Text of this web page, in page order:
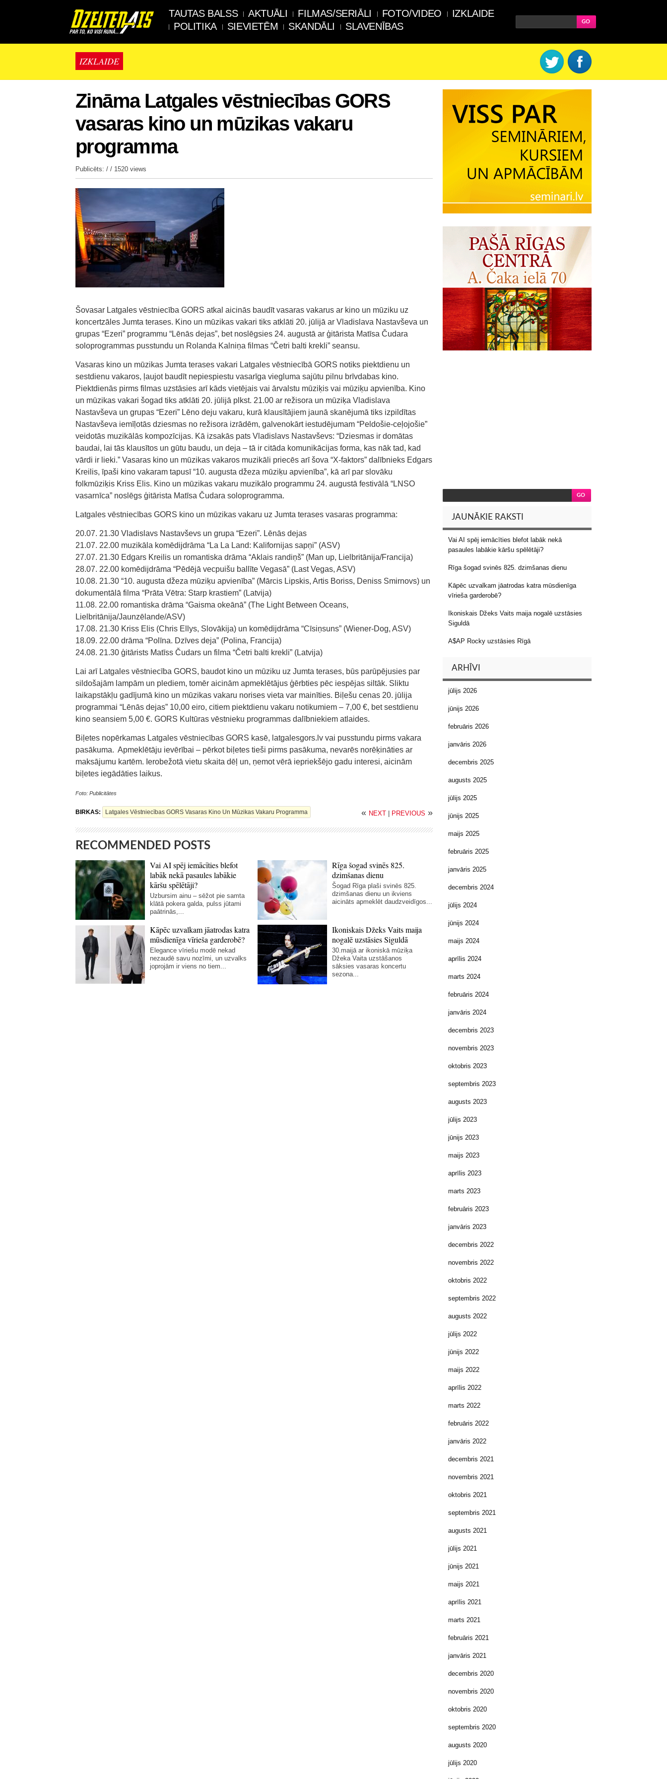
TAUTAS BALSS AKTUĀLI FILMAS/SERIĀLI FOTO/VIDEO
IZKLAIDE
POLITIKA
SIEVIETĒM SKANDĀLI SLAVENĪBAS
IZKLAIDE
Zināma Latgales vēstniecības GORS
vasaras kino un mūzikas vakaru
programma
Publicēts: / / 1520 views
Šovasar Latgales vēstniecība GORS atkal aicinās baudīt vasaras vakarus ar kino un mūziku uz
koncertzāles Jumta terases. Kino un mūzikas vakari tiks atklāti 20. jūlijā ar Vladislava Nastavševa un
grupas “Ezeri” programmu “Lēnās dejas”, bet noslēgsies 24. augustā ar ģitārista Matīsa Čudara
soloprogrammas pusstundu un Rolanda Kalniņa filmas “Četri balti krekli” seansu.
Vasaras kino un mūzikas Jumta terases vakari Latgales vēstniecībā GORS notiks piektdienu un
sestdienu vakaros, ļaujot baudīt nepiespiestu vasarīga viegluma sajūtu pilnu brīvdabas kino.
Piektdienās pirms filmas uzstāsies arī kāds vietējais vai ārvalstu mūziķis vai mūziķu apvienība. Kino
un mūzikas vakari šogad tiks atklāti 20. jūlijā plkst. 21.00 ar režisora un mūziķa Vladislava
Nastavševa un grupas “Ezeri” Lēno deju vakaru, kurā klausītājiem jaunā skanējumā tiks izpildītas
Nastavševa iemīļotās dziesmas no režisora izrādēm, galvenokārt iestudējumam “Peldošie-ceļojošie”
veidotās muzikālās kompozīcijas. Kā izsakās pats Vladislavs Nastavševs: “Dziesmas ir domātas
baudai, lai tās klausītos un gūtu baudu, un deja – tā ir citāda komunikācijas forma, kas nāk tad, kad
vārdi ir lieki.” Vasaras kino un mūzikas vakaros muzikāli priecēs arī šova “X-faktors” dalībnieks Edgars
Kreilis, īpaši kino vakaram tapusī “10. augusta džeza mūziķu apvienība”, kā arī par slovāku
folkmūziķis Kriss Elis. Kino un mūzikas vakaru muzikālo programmu 24. augustā festivālā “LNSO
vasarnīca” noslēgs ģitārista Matīsa Čudara soloprogramma.
Latgales vēstniecības GORS kino un mūzikas vakaru uz Jumta terases vasaras programma:
20.07. 21.30 Vladislavs Nastavševs un grupa “Ezeri”. Lēnās dejas
21.07. 22.00 muzikāla komēdijdrāma “La La Land: Kalifornijas sapņi” (ASV)
27.07. 21.30 Edgars Kreilis un romantiska drāma “Aklais randiņš” (Man up, Lielbritānija/Francija)
28.07. 22.00 komēdijdrāma “Pēdējā vecpuišu ballīte Vegasā” (Last Vegas, ASV)
10.08. 21.30 “10. augusta džeza mūziķu apvienība” (Mārcis Lipskis, Artis Boriss, Deniss Smirnovs) un
dokumentālā filma “Prāta Vētra: Starp krastiem” (Latvija)
11.08. 22.00 romantiska drāma “Gaisma okeānā” (The Light Between Oceans,
Lielbritānija/Jaunzēlande/ASV)
17.08. 21.30 Kriss Elis (Chris Ellys, Slovākija) un komēdijdrāma “Cīsiņsuns” (Wiener-Dog, ASV)
18.09. 22.00 drāma “Polīna. Dzīves deja” (Polina, Francija)
24.08. 21.30 ģitārists Matīss Čudars un filma “Četri balti krekli” (Latvija)
Lai arī Latgales vēstniecība GORS, baudot kino un mūziku uz Jumta terases, būs parūpējusies par
sildošajām lampām un plediem, tomēr aicinām apmeklētājus ģērbties pēc iespējas siltāk. Sliktu
laikapstākļu gadījumā kino un mūzikas vakaru norises vieta var mainīties. Biļešu cenas 20. jūlija
programmai “Lēnās dejas” 10,00 eiro, citiem piektdienu vakaru notikumiem – 7,00 €, bet sestdienu
kino seansiem 5,00 €. GORS Kultūras vēstnieku programmas dalībniekiem atlaides.
Biļetes nopērkamas Latgales vēstniecības GORS kasē, latgalesgors.lv vai pusstundu pirms vakara
pasākuma. Apmeklētāju ievērībai – pērkot biļetes tieši pirms pasākuma, nevarēs norēķināties ar
maksājumu kartēm. Ierobežotā vietu skaita dēļ un, ņemot vērā iepriekšējo gadu interesi, aicinām
biļetes iegādāties laikus.
Foto: Publicitātes
BIRKAS: Latgales Vēstniecības GORS Vasaras Kino Un Mūzikas Vakaru Programma « NEXT PREVIOUS »
RECOMMENDED POSTS
Vai AI spēj iemācīties blefot
labāk nekā pasaules labākie
kāršu spēlētāji?
Uzbursim ainu – sēžot pie samta
klātā pokera galda, pulss jūtami
paātrinās,...
Rīga šogad svinēs 825.
dzimšanas dienu
Šogad Rīga plaši svinēs 825.
dzimšanas dienu un ikviens
aicināts apmeklēt daudzveidīgos...
Kāpēc uzvalkam jāatrodas katra
mūsdienīga vīrieša garderobē?
Elegance vīriešu modē nekad
nezaudē savu nozīmi, un uzvalks
joprojām ir viens no tiem...
Ikoniskais Džeks Vaits maija
nogalē uzstāsies Siguldā
30.maijā ar ikoniskā mūziķa
Džeka Vaita uzstāšanos
sāksies vasaras koncertu
sezona...
JAUNĀKIE RAKSTI
Vai AI spēj iemācīties blefot labāk nekā
pasaules labākie kāršu spēlētāji?
Rīga šogad svinēs 825. dzimšanas dienu
Kāpēc uzvalkam jāatrodas katra mūsdienīga
vīrieša garderobē?
Ikoniskais Džeks Vaits maija nogalē uzstāsies
Siguldā
A$AP Rocky uzstāsies Rīgā
ARHĪVI
jūlijs 2026
jūnijs 2026
februāris 2026
janvāris 2026
decembris 2025
augusts 2025
jūlijs 2025
jūnijs 2025
maijs 2025
februāris 2025
janvāris 2025
decembris 2024
jūlijs 2024
jūnijs 2024
maijs 2024
aprīlis 2024
marts 2024
februāris 2024
janvāris 2024
decembris 2023
novembris 2023
oktobris 2023
septembris 2023
augusts 2023
jūlijs 2023
jūnijs 2023
maijs 2023
aprīlis 2023
marts 2023
februāris 2023
janvāris 2023
decembris 2022
novembris 2022
oktobris 2022
septembris 2022
augusts 2022
jūlijs 2022
jūnijs 2022
maijs 2022
aprīlis 2022
marts 2022
februāris 2022
janvāris 2022
decembris 2021
novembris 2021
oktobris 2021
septembris 2021
augusts 2021
jūlijs 2021
jūnijs 2021
maijs 2021
aprīlis 2021
marts 2021
februāris 2021
janvāris 2021
decembris 2020
novembris 2020
oktobris 2020
septembris 2020
augusts 2020
jūlijs 2020